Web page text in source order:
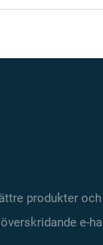
produkter och
e-